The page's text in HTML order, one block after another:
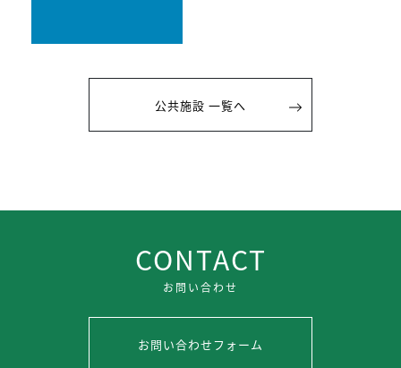
公共施設 一覧へ
CONTACT
お問い合わせ
お問い合わせフォーム